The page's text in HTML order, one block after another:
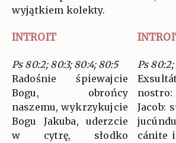
wyjątkiem kolekty.
INTROIT
Ps 80:2; 80:3; 80:4; 80:5
Radośnie śpiewajcie
Bogu, obrońcy
naszemu, wykrzykujcie
Bogu Jakuba, uderzcie
w cytrę, słodko
Ps 80:2;
Jacob:
cánite